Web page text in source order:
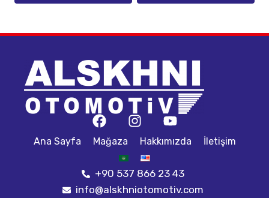
Ana Sayfa Mağaza Hakkımızda İletişim
+90 537 866 23 43
info@alskhniotomotiv.com